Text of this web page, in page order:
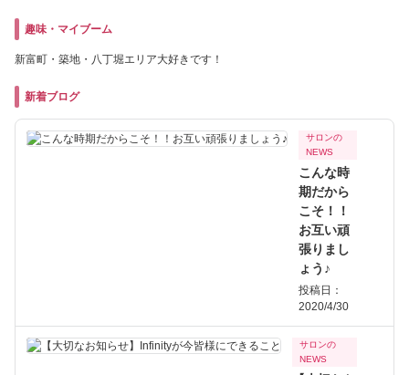
趣味・マイブーム
新富町・築地・八丁堀エリア大好きです！
新着ブログ
サロンの
NEWS
こんな時
期だから
こそ！！
お互い頑
張りまし
ょう♪
投稿日：
2020/4/30
サロンの
NEWS